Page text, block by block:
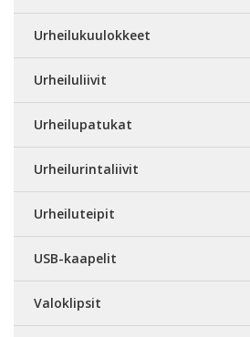
Urheilukuulokkeet
Urheiluliivit
Urheilupatukat
Urheilurintaliivit
Urheiluteipit
USB-kaapelit
Valoklipsit